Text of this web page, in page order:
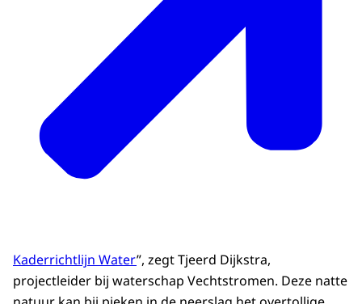
Kaderrichtlijn Water”, zegt Tjeerd Dijkstra,
projectleider bij waterschap Vechtstromen. Deze natte